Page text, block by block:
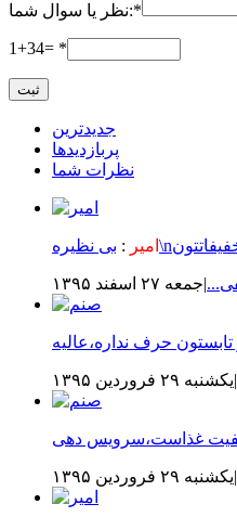
نظر یا سوال شما:*
1+34= *
جدیدترین
پربازدیدها
نظرات شما
امیر :
|جمعه ۲۷ اسفند ۱۳۹۵
|يكشنبه ۲۹ فروردين ۱۳۹۵
|يكشنبه ۲۹ فروردين ۱۳۹۵